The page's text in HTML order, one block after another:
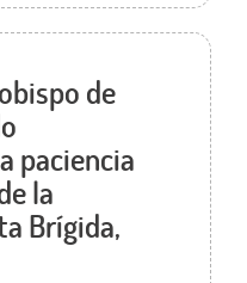
de
paciencia
la
Brígida,